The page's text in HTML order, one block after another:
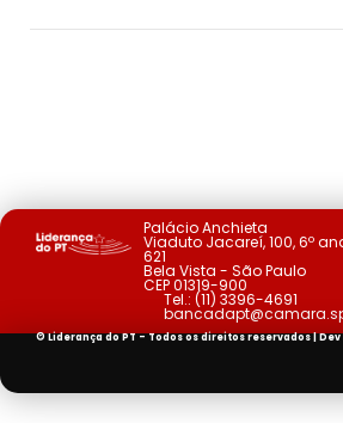
Palácio Anchieta
Viaduto Jacareí, 100, 6º
621
Bela Vista - São Paulo
CEP 01319-900
Tel.: (11) 3396-4691
© Liderança do PT - Todos os direitos reservados | Dev